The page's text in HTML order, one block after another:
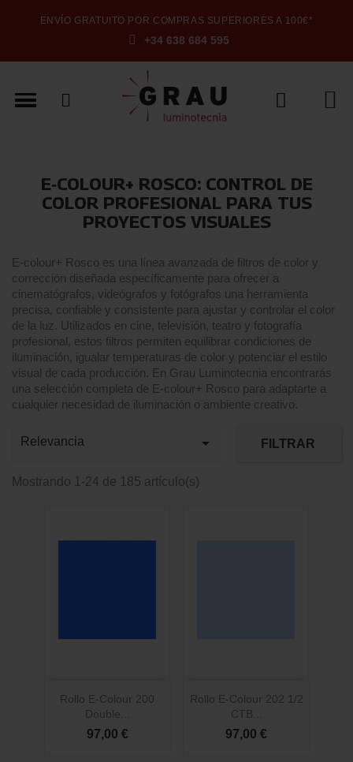
ENVÍO GRATUITO POR COMPRAS SUPERIORES A 100€*
+34 638 684 595
E‑COLOUR+ ROSCO: CONTROL DE
COLOR PROFESIONAL PARA TUS
PROYECTOS VISUALES
E‑colour+ Rosco es una línea avanzada de filtros de color y
corrección diseñada específicamente para ofrecer a
cinematógrafos, videógrafos y fotógrafos una herramienta
precisa, confiable y consistente para ajustar y controlar el color
de la luz. Utilizados en cine, televisión, teatro y fotografía
profesional, estos filtros permiten equilibrar condiciones de
iluminación, igualar temperaturas de color y potenciar el estilo
visual de cada producción. En Grau Luminotecnia encontrarás
una selección completa de E‑colour+ Rosco para adaptarte a
cualquier necesidad de iluminación o ambiente creativo.
Relevancia  FILTRAR
Mostrando 1-24 de 185 artículo(s)
Rollo E-Colour 200
Double...
97,00 €
Rollo E-Colour 202 1/2
CTB...
97,00 €